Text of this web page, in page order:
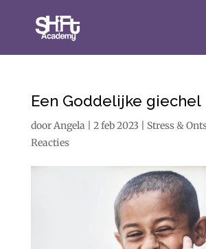
Een Goddelijke giechel
doorAngela 2 feb 2023 Stress &
Reacties